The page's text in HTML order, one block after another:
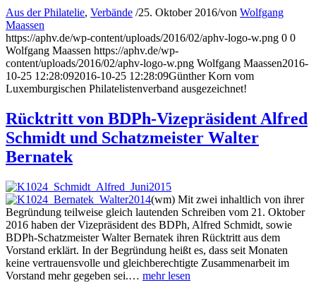
Aus der Philatelie, Verbände /25. Oktober 2016/von Wolfgang
Maassen
https://aphv.de/wp-content/uploads/2016/02/aphv-logo-w.png 0 0
Wolfgang Maassen https://aphv.de/wp-
content/uploads/2016/02/aphv-logo-w.png Wolfgang Maassen2016-
10-25 12:28:092016-10-25 12:28:09Günther Korn vom
Luxemburgischen Philatelistenverband ausgezeichnet!
Rücktritt von BDPh-Vizepräsident Alfred
Schmidt und Schatzmeister Walter
Bernatek
(wm) Mit zwei inhaltlich von ihrer
Begründung teilweise gleich lautenden Schreiben vom 21. Oktober
2016 haben der Vizepräsident des BDPh, Alfred Schmidt, sowie
BDPh-Schatzmeister Walter Bernatek ihren Rücktritt aus dem
Vorstand erklärt. In der Begründung heißt es, dass seit Monaten
keine vertrauensvolle und gleichberechtigte Zusammenarbeit im
Vorstand mehr gegeben sei.… mehr lesen